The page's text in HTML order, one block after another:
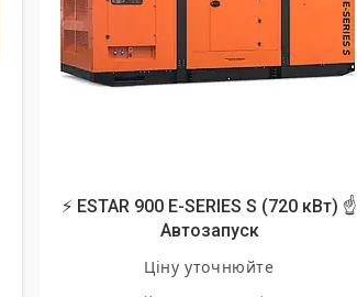
⚡ ESTAR 900 E-SERIES S (720 кВт) ☝
Автозапуск
Ціну уточнюйте